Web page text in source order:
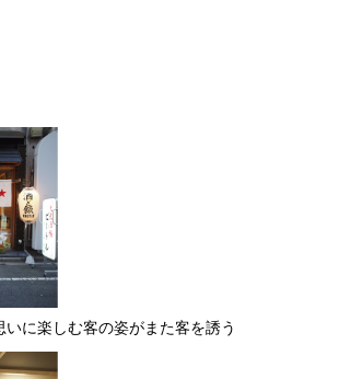
に楽しむ客の姿がまた客を誘う